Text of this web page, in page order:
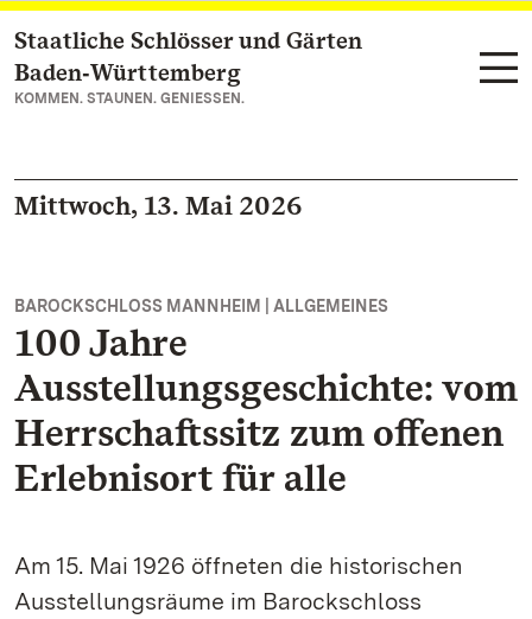
Zum Hauptinhalt springen
Staatliche Schlösser und Gärten
Baden‑Württemberg
KOMMEN. STAUNEN. GENIESSEN.
Mittwoch, 13. Mai 2026
BAROCKSCHLOSS MANNHEIM | ALLGEMEINES
100 Jahre
Ausstellungsgeschichte: vom
Herrschaftssitz zum offenen
Erlebnisort für alle
Am 15. Mai 1926 öffneten die historischen
Ausstellungsräume im Barockschloss